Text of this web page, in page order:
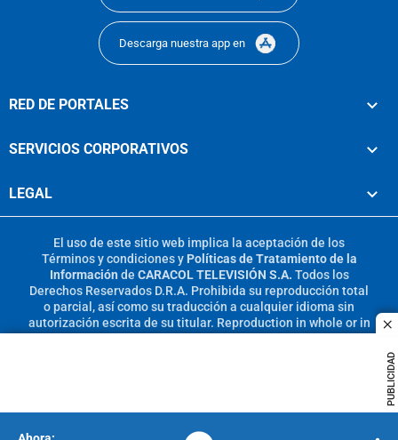
PUBLICIDAD
Descarga nuestra app en
RED DE PORTALES
SERVICIOS CORPORATIVOS
LEGAL
El uso de este sitio web implica la aceptación de los
Términos y condicionesy Políticas de Tratamiento de la
Información de CARACOL TELEVISIÓN S.A. Todos los
Derechos Reservados D.R.A. Prohibida su reproducción total
o parcial, así como su traducción a cualquier idioma sin
autorización escrita de su titular. Reproduction in whole or in